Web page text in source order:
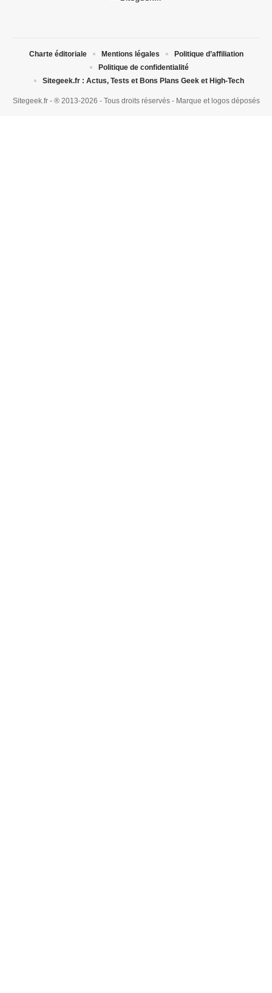
Sitegeek.fr - ® 2013-2026 - Tous droits réservés - Marque et logos déposés
Charte éditoriale Mentions légales
Politique d’affiliation
Politique de confidentialité
Sitegeek.fr : Actus, Tests et Bons Plans Geek et High-Tech